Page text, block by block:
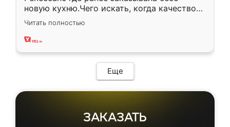
новую кухню.Чего искать, когда качеством
вполне довольна. Служит кухня уже почти
два года, нареканий нет.
Читать полностью
Еще
ЗАКАЗАТЬ